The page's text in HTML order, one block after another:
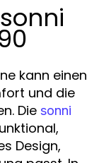
kann einen
und die
Die sonni
Design,